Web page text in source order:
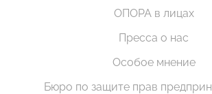
ОПОРА в лицах
Пресса о нас
Особое мнение
Бюро по защите прав